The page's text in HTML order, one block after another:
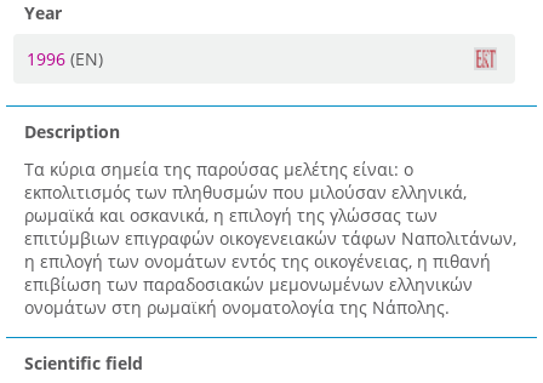
Year
1996 (EN)
Description
Τα κύρια σημεία της παρούσας μελέτης είναι: ο
εκπολιτισμός των πληθυσμών που μιλούσαν ελληνικά,
ρωμαϊκά και οσκανικά, η επιλογή της γλώσσας των
επιτύμβιων επιγραφών οικογενειακών τάφων Ναπολιτάνων,
η επιλογή των ονομάτων εντός της οικογένειας, η πιθανή
επιβίωση των παραδοσιακών μεμονωμένων ελληνικών
ονομάτων στη ρωμαϊκή ονοματολογία της Νάπολης.
Scientific field